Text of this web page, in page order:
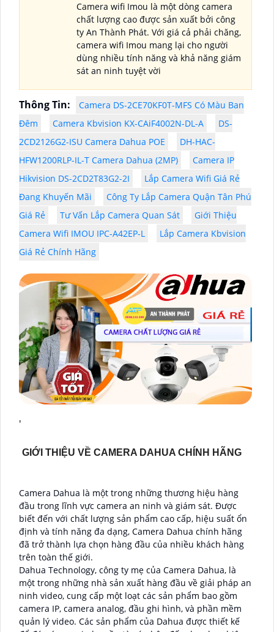
Camera wifi Imou là một dòng camera
chất lượng cao được sản xuất bởi công
ty An Thành Phát. Với giá cả phải chăng,
camera wifi Imou mang lại cho người
dùng nhiều tính năng và khả năng giám
sát an ninh tuyệt vời
Thông Tin:
Camera DS-2CE70KF0T-MFS Có Màu Ban
Đêm
Camera Kbvision KX-CAiF4002N-DL-A
DS-
2CD2126G2-ISU Camera Dahua POE
DH-HAC-
HFW1200RLP-IL-T Camera Dahua (2MP)
Camera IP
Hikvision DS-2CD2T83G2-2I
Lắp Camera Wifi Giá Rẻ
Đang Khuyến Mãi
Công Ty Lắp Camera Quận Tân Phú
Giá Rẻ
Tư Vấn Lắp Camera Quan Sát
Giới Thiệu
Camera Wifi IMOU IPC-A42EP-L
Lắp Camera Kbvision
Giá Rẻ Chính Hãng
'
GIỚI THIỆU VỀ CAMERA DAHUA CHÍNH HÃNG
Camera Dahua là một trong những thương hiệu hàng
đầu trong lĩnh vực camera an ninh và giám sát. Được
biết đến với chất lượng sản phẩm cao cấp, hiệu suất ổn
định và tính năng đa dạng, Camera Dahua chính hãng
đã trở thành lựa chọn hàng đầu của nhiều khách hàng
trên toàn thế giới.
Dahua Technology, công ty mẹ của Camera Dahua, là
một trong những nhà sản xuất hàng đầu về giải pháp an
ninh video, cung cấp một loạt các sản phẩm bao gồm
camera IP, camera analog, đầu ghi hình, và phần mềm
quản lý video. Các sản phẩm của Dahua được thiết kế